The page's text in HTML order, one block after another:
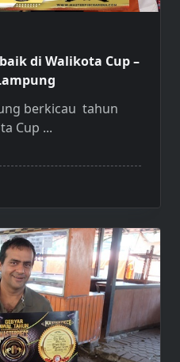
di Walikota Cup –
berkicau tahun
Cup ...